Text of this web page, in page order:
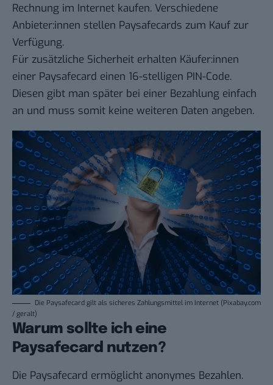
Rechnung im Internet kaufen. Verschiedene
Anbieter:innen stellen Paysafecards zum Kauf zur
Verfügung.
Für zusätzliche Sicherheit erhalten Käufer:innen
einer Paysafecard einen 16-stelligen PIN-Code.
Diesen gibt man später bei einer Bezahlung einfach
an und muss somit keine weiteren Daten angeben.
Die Paysafecard gilt als sicheres Zahlungsmittel im Internet (Pixabay.com
/ geralt)
Warum sollte ich eine
Paysafecard nutzen?
Die Paysafecard ermöglicht anonymes Bezahlen.